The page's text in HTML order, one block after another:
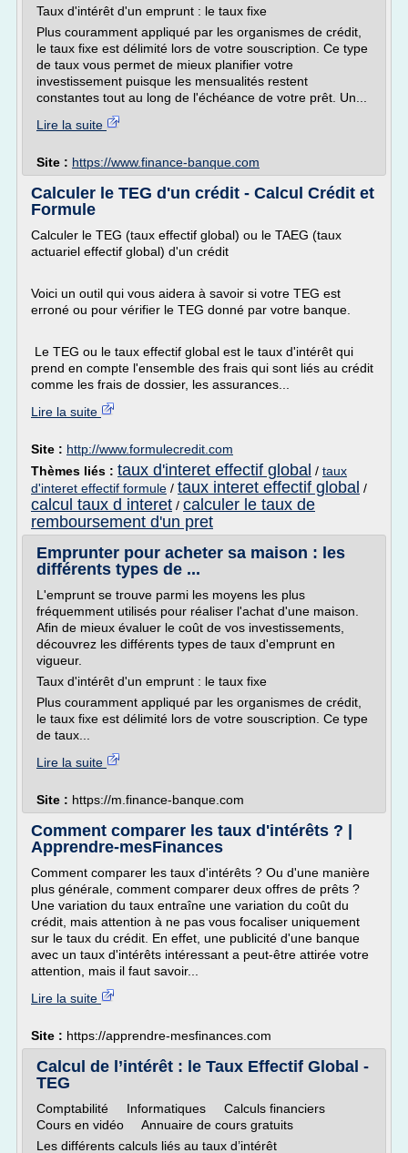
Taux d'intérêt d'un emprunt : le taux fixe
Plus couramment appliqué par les organismes de crédit,
le taux fixe est délimité lors de votre souscription. Ce type
de taux vous permet de mieux planifier votre
investissement puisque les mensualités restent
constantes tout au long de l'échéance de votre prêt. Un...
Lire la suite
Site : https://www.finance-banque.com
Calculer le TEG d'un crédit - Calcul Crédit et
Formule
Calculer le TEG (taux effectif global) ou le TAEG (taux
actuariel effectif global) d'un crédit
Voici un outil qui vous aidera à savoir si votre TEG est
erroné ou pour vérifier le TEG donné par votre banque.
Le TEG ou le taux effectif global est le taux d'intérêt qui
prend en compte l'ensemble des frais qui sont liés au crédit
comme les frais de dossier, les assurances...
Lire la suite
Site : http://www.formulecredit.com
Thèmes liés : taux d'interet effectif global / taux
d'interet effectif formule / taux interet effectif global /
calcul taux d interet / calculer le taux de
remboursement d'un pret
Emprunter pour acheter sa maison : les
différents types de ...
L'emprunt se trouve parmi les moyens les plus
fréquemment utilisés pour réaliser l'achat d'une maison.
Afin de mieux évaluer le coût de vos investissements,
découvrez les différents types de taux d'emprunt en
vigueur.
Taux d'intérêt d'un emprunt : le taux fixe
Plus couramment appliqué par les organismes de crédit,
le taux fixe est délimité lors de votre souscription. Ce type
de taux...
Lire la suite
Site : https://m.finance-banque.com
Comment comparer les taux d'intérêts ? |
Apprendre-mesFinances
Comment comparer les taux d'intérêts ? Ou d'une manière
plus générale, comment comparer deux offres de prêts ?
Une variation du taux entraîne une variation du coût du
crédit, mais attention à ne pas vous focaliser uniquement
sur le taux du crédit. En effet, une publicité d'une banque
avec un taux d'intérêts intéressant a peut-être attirée votre
attention, mais il faut savoir...
Lire la suite
Site : https://apprendre-mesfinances.com
Calcul de l’intérêt : le Taux Effectif Global -
TEG
Comptabilité Informatiques Calculs financiers
Cours en vidéo Annuaire de cours gratuits
Les différents calculs liés au taux d’intérêt